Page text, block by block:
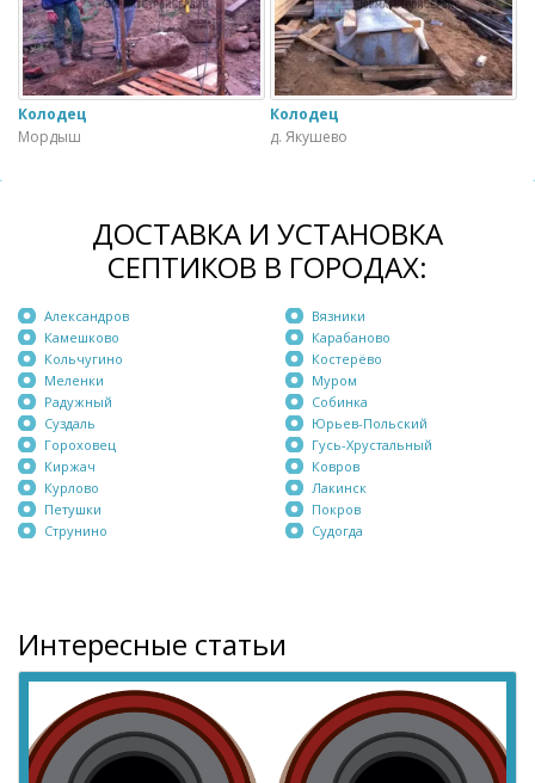
Колодец
Мордыш
Колодец
д. Якушево
ДОСТАВКА И УСТАНОВКА
СЕПТИКОВ В ГОРОДАХ:
Александров
Камешково
Кольчугино
Меленки
Радужный
Суздаль
Вязники
Карабаново
Костерёво
Муром
Собинка
Юрьев-Польский
Гороховец
Киржач
Курлово
Петушки
Струнино
Гусь-Хрустальный
Ковров
Лакинск
Покров
Судогда
Интересные статьи